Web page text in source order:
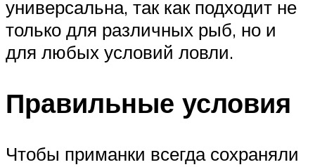
универсальна, так как подходит не
только для различных рыб, но и
для любых условий ловли.
Правильные условия
Чтобы приманки всегда сохраняли